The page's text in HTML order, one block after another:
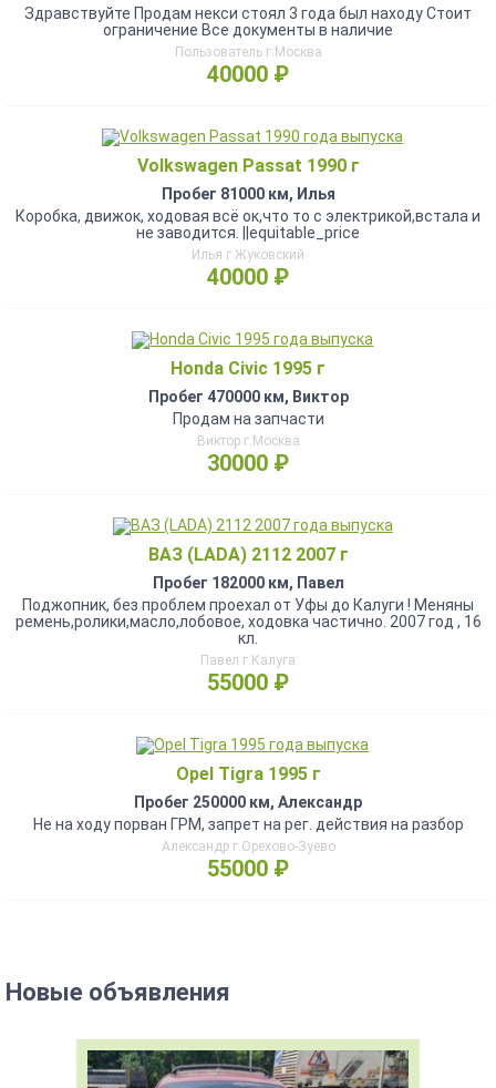
Здравствуйте Продам некси стоял 3 года был находу Стоит
ограничение Все документы в наличие
Пользователь г.Москва
40000 ₽
Volkswagen Passat 1990 г
Пробег 81000 км, Илья
Коробка, движок, ходовая всё ок,что то с электрикой,встала и
не заводится. ||equitable_price
Илья г.Жуковский
40000 ₽
Honda Civic 1995 г
Пробег 470000 км, Виктор
Продам на запчасти
Виктор г.Москва
30000 ₽
ВАЗ (LADA) 2112 2007 г
Пробег 182000 км, Павел
Поджопник, без проблем проехал от Уфы до Калуги ! Меняны
ремень,ролики,масло,лобовое, ходовка частично. 2007 год , 16
кл.
Павел г.Калуга
55000 ₽
Opel Tigra 1995 г
Пробег 250000 км, Александр
Не на ходу порван ГРМ, запрет на рег. действия на разбор
Александр г.Орехово-Зуево
55000 ₽
Новые объявления